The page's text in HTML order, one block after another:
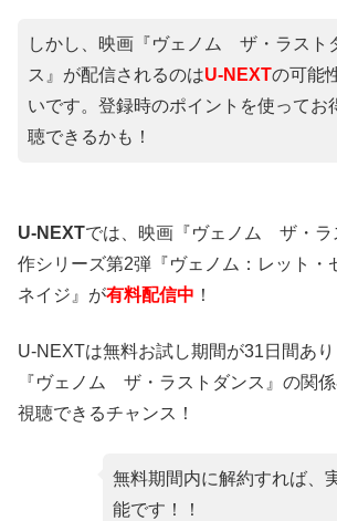
しかし、映画『ヴェノム ザ・ラスト
ス』が配信されるのはU-NEXTの可能
いです。登録時のポイントを使ってお
聴できるかも！
U-NEXTでは、映画『ヴェノム ザ・ラ
作シリーズ第2弾『ヴェノム：レット・
ネイジ』が有料配信中 ！
U-NEXTは無料お試し期間が31日間あ
『ヴェノム ザ・ラストダンス』の関
視聴できるチャンス！
無料期間内に解約すれば、
能です！！